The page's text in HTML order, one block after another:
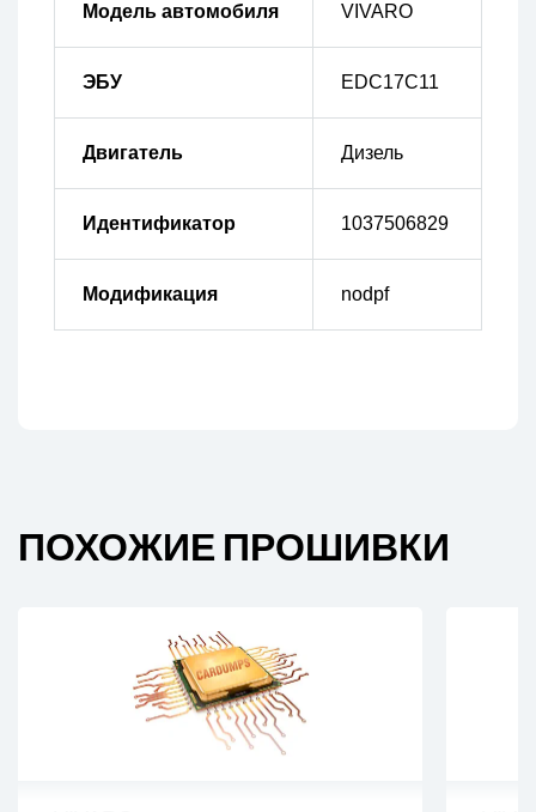
Модель автомобиля VIVARO
ЭБУ EDC17C11
Двигатель Дизель
Идентификатор 1037506829
Модификация nodpf
ПОХОЖИЕ ПРОШИВКИ